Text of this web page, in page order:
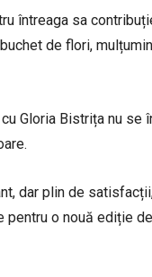
întreaga sa
de flori,
Gloria Bistrița nu
dar plin de
o nouă ediție